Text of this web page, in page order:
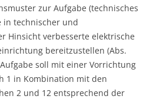
zur Aufgabe (technisches
in technischer und
Hinsicht verbesserte elektrische
bereitzustellen (Abs.
soll mit einer Vorrichtung
1 in Kombination mit den
2 und 12 entsprechend der